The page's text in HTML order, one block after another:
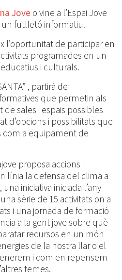
Jove o vine a l’Espai Jove
un futlletó informatiu.
l’oportunitat de participar en
programades en un
i culturals.
, partirà de
que permetin als
sales i espais possibles
d’opcions i possibilitats que
com a equipament de
proposa accions i
línia la defensa del clima a
una iniciativa iniciada l’any
sèrie de 15 activitats on a
i una jornada de formació
a la gent jove sobre què
recursos en un món
de la nostra llar o el
i com en repensem
temes.